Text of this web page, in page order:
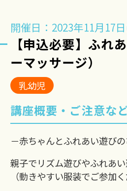
開催日：2023年11月17
【申込必要】ふれ
ーマッサージ）
乳幼児
講座概要・ご注意な
－赤ちゃんとふれあい遊び
親子でリズム遊びやふれあい
（動きやすい服装でご参加く